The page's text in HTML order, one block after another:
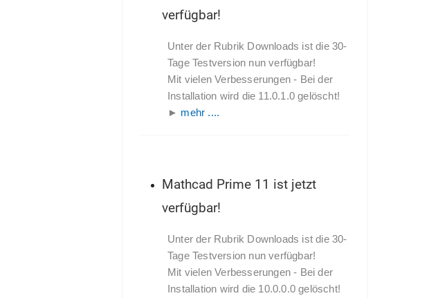
verfügbar!
Unter der Rubrik Downloads ist die 30-
Tage Testversion nun verfügbar!
Mit vielen Verbesserungen - Bei der
Installation wird die 11.0.1.0 gelöscht!
► mehr ....
Mathcad Prime 11 ist jetzt
verfügbar!
Unter der Rubrik Downloads ist die 30-
Tage Testversion nun verfügbar!
Mit vielen Verbesserungen - Bei der
Installation wird die 10.0.0.0 gelöscht!